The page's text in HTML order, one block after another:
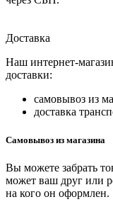
Доставка
Наш интернет-
доставки:
самовывоз из
доставка
Самовывоз из магазина
Вы можете забрать
может ваш друг или
на кого он оформлен.